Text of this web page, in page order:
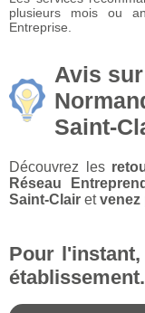
plusieurs mois ou
Entreprise.
Avis
Saint-
Découvrez les
Réseau
Saint-Clair etvenez
Pour
établissement.